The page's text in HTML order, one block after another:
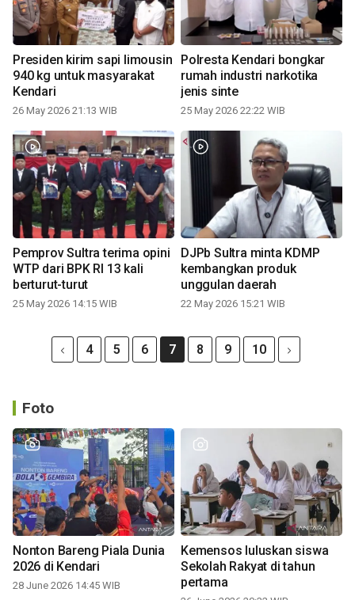
Presiden kirim sapi limousin
940 kg untuk masyarakat
Kendari
26 May 2026 21:13 WIB
Polresta Kendari bongkar
rumah industri narkotika
jenis sinte
25 May 2026 22:22 WIB
Pemprov Sultra terima opini
WTP dari BPK RI 13 kali
berturut-turut
25 May 2026 14:15 WIB
DJPb Sultra minta KDMP
kembangkan produk
unggulan daerah
22 May 2026 15:21 WIB
4 5 6 7 8 9 10
Foto
Nonton Bareng Piala Dunia
2026 di Kendari
28 June 2026 14:45 WIB
Kemensos luluskan siswa
Sekolah Rakyat di tahun
pertama